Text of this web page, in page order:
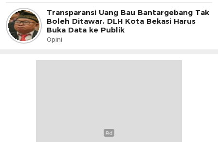
Transparansi Uang Bau Bantargebang Tak
Boleh Ditawar, DLH Kota Bekasi Harus
Buka Data ke Publik
Opini